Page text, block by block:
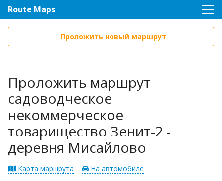
Route Maps
Проложить новый маршрут
Проложить маршрут
садоводческое
некоммерческое
товарищество Зенит-2 -
деревня Мисайлово
Карта маршрута
На автомобиле